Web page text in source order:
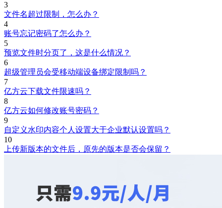
3
文件名超过限制，怎么办？
4
账号忘记密码了怎么办？
5
预览文件时分页了，这是什么情况？
6
超级管理员会受移动端设备绑定限制吗？
7
亿方云下载文件限速吗？
8
亿方云如何修改账号密码？
9
自定义水印内容个人设置大于企业默认设置吗？
10
上传新版本的文件后，原先的版本是否会保留？